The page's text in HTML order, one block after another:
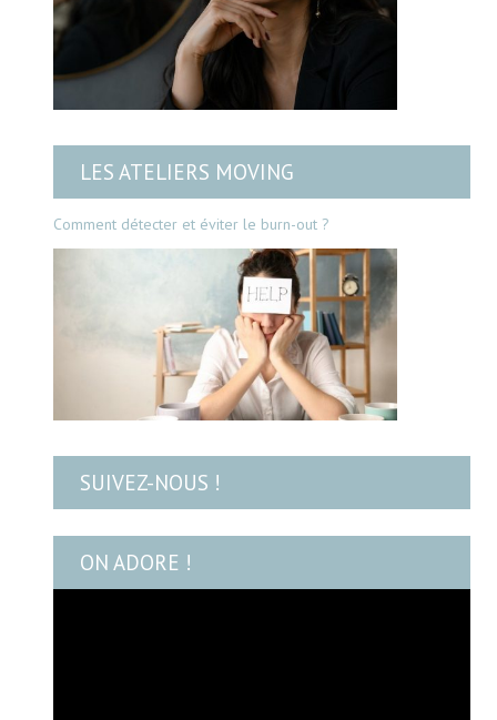
LES ATELIERS MOVING
Comment détecter et éviter le burn-out ?
SUIVEZ-NOUS !
ON ADORE !